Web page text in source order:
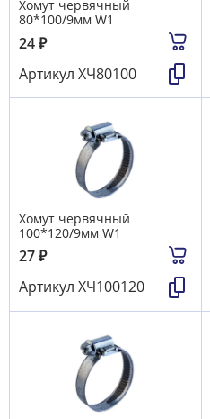
Хомут червячный
80*100/9мм W1
24₽
Артикул ХЧ80100
Хомут червячный
100*120/9мм W1
27₽
Артикул ХЧ100120